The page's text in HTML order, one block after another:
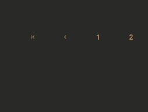
1 2